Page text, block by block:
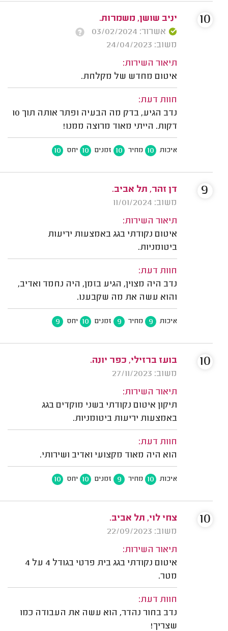
יניב שושן, משמרות.
אשרור: 03/02/2024
משוב: 24/04/2023
תיאור השירות:
איטום מחדש של מקלחת.
חוות דעת:
נדב הגיע, בדק מה הבעיה ופתר אותה תוך 10
דקות. הייתי מאוד מרוצה ממנו!
איכות 10 מחיר 10 זמנים 10 יחס 10
10
דן זהר, תל אביב.
משוב: 11/01/2024
תיאור השירות:
איטום נקודתי בגג באמצעות יריעות
ביטומניות.
חוות דעת:
נדב היה מצוין, הגיע בזמן, היה נחמד ואדיב,
והוא עשה את מה שקבענו.
איכות 9 מחיר 9 זמנים 10 יחס 9
9
בועז ברזילי, כפר יונה.
משוב: 27/11/2023
תיאור השירות:
תיקון איטום נקודתי בשני מוקדים בגג
באמצעות יריעות ביטומניות.
חוות דעת:
הוא היה מאוד מקצועי ואדיב ושירותי.
איכות 10 מחיר 9 זמנים 10 יחס 10
10
צחי לוי, תל אביב.
משוב: 22/09/2023
תיאור השירות:
איטום נקודתי בגג בית פרטי בגודל 4 על 4
מטר.
חוות דעת:
נדב בחור נהדר, הוא עשה את העבודה כמו
שצריך!
10